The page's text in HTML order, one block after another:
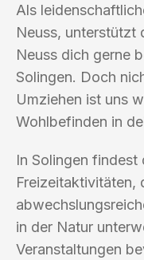
Als
Neuss, unterstützt
Neuss dich gerne
Solingen. Doch
Umziehen ist uns
Wohlbefinden in
In Solingen findest
Freizeitaktivitäten,
in der Natur
Veranstaltungen